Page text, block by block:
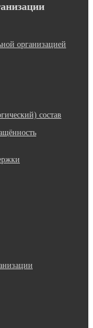
организацией
состав